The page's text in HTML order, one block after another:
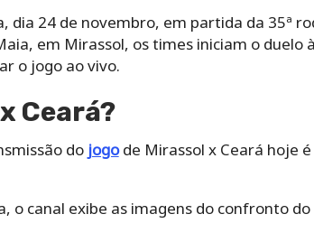
dia 24 de novembro, em partida da 35ª
em Mirassol, os times iniciam o duelo
o jogo ao vivo.
Ceará?
do jogode Mirassol x Ceará hoje
o canal exibe as imagens do confronto